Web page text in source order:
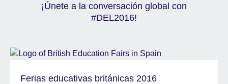
¡Únete a la conversación global con
#DEL2016!
Ferias educativas británicas 2016